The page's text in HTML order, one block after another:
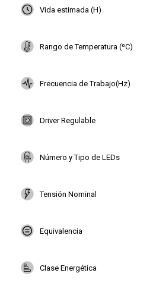
Vida estimada (H)
Rango de Temperatura (ºC)
Frecuencia de Trabajo(Hz)
Driver Regulable
Número y Tipo de LEDs
Tensión Nominal
Equivalencia
Clase Energética